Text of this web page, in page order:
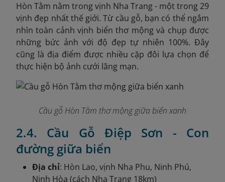
Hòn Tằm nằm trong vịnh Nha Trang - một trong 29
vịnh đẹp nhất thế giới. Từ cầu gỗ, bạn có thể ngắm
nhìn toàn cảnh vịnh biển thơ mộng và chụp được
những bức ảnh với độ đẹp tự nhiên 100%. Đây
cũng là địa điểm được nhiều cặp đôi lựa chọn để
thực hiện bộ ảnh cưới lãng mạn.
Cầu gỗ Hòn Tằm thơ mộng giữa biển xanh
2.4. Cầu Gỗ Điệp Sơn - Con
đường giữa biển
Địa chỉ: Hòn Lao, vịnh Nha Phu, Ninh Phú,
Ninh Hòa (cách Nha Trang 18km)